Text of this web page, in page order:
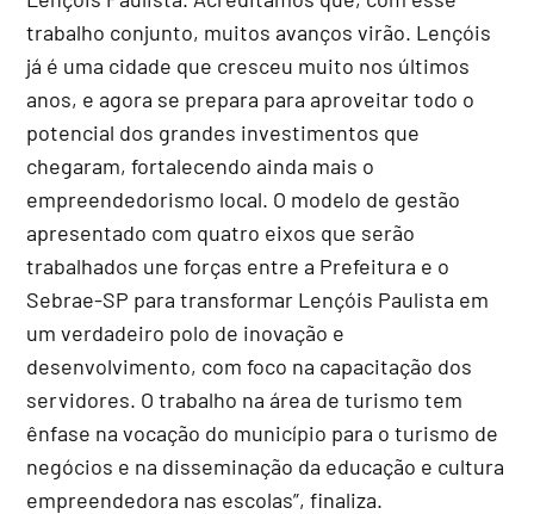
trabalho conjunto, muitos avanços virão. Lençóis
já é uma cidade que cresceu muito nos últimos
anos, e agora se prepara para aproveitar todo o
potencial dos grandes investimentos que
chegaram, fortalecendo ainda mais o
empreendedorismo local. O modelo de gestão
apresentado com quatro eixos que serão
trabalhados une forças entre a Prefeitura e o
Sebrae-SP para transformar Lençóis Paulista em
um verdadeiro polo de inovação e
desenvolvimento, com foco na capacitação dos
servidores. O trabalho na área de turismo tem
ênfase na vocação do município para o turismo de
negócios e na disseminação da educação e cultura
empreendedora nas escolas”, finaliza.